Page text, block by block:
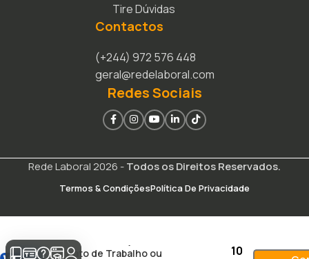
Tire Dúvidas
Contactos
(+244) 972 576 448
geral@redelaboral.com
Redes Sociais
Rede Laboral 2026 -Todos os Direitos Reservados.
Termos & CondiçõesPolítica De Privacidade
Acordo de Cessação do
Contrato de Trabalho ou
10